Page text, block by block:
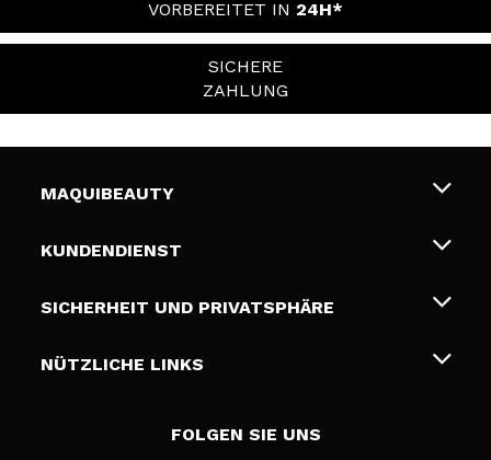
VORBEREITET IN 24H*
SICHERE
ZAHLUNG
MAQUIBEAUTY
Über uns
Geschenkkarten
KUNDENDIENST
Liefer- und Versandkosten
Zahlung
SICHERHEIT UND PRIVATSPHÄRE
Bedingungen und Datenschutz
NÜTZLICHE LINKS
FOLGEN SIE UNS